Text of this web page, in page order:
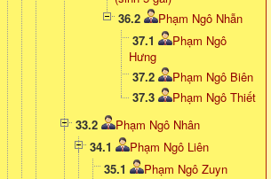
36.2
Phạm Ngô Nhẫn
37.1
Phạm Ngô
Hưng
37.2
Phạm Ngô Biên
37.3
Phạm Ngô Thiết
33.2
Phạm Ngô Nhân
34.1
Phạm Ngô Liên
35.1
Phạm Ngô Zuyn